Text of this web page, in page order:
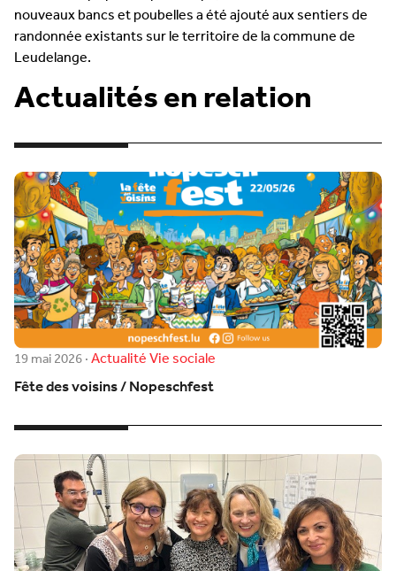
nouveaux bancs et poubelles a été ajouté aux sentiers de
randonnée existants sur le territoire de la commune de
Leudelange.
Actualités en relation
19 mai 2026·ActualitéVie sociale
Fête des voisins / Nopeschfest